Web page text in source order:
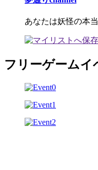
あなたは妖怪の本
フリーゲームイ